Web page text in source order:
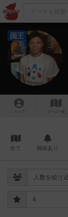
国王
トップ ゲーム一覧
全て 興味あり